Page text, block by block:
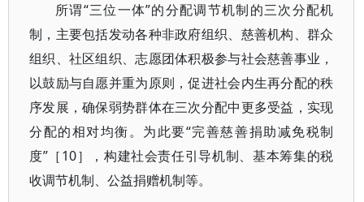
所谓“三位一体”的分配调节机制的三次分配机
制，主要包括发动各种非政府组织、慈善机构、群众
组织、社区组织、志愿团体积极参与社会慈善事业，
以鼓励与自愿并重为原则，促进社会内生再分配的秩
序发展，确保弱势群体在三次分配中更多受益，实现
分配的相对均衡。为此要“完善慈善捐助减免税制
度”［10］，构建社会责任引导机制、基本筹集的税
收调节机制、公益捐赠机制等。